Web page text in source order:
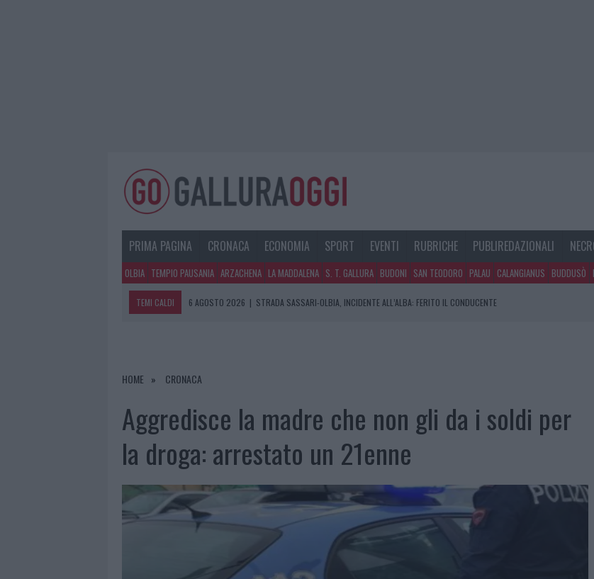
PRIMA PAGINA CRONACA ECONOMIA SPORT EVENTI RUBRICHE PUBLIREDAZIONALI
OLBIA TEMPIO PAUSANIA ARZACHENA LA MADDALENA S. T. GALLURA BUDONI SAN TEODORO PALAU CALANGIANUS BUDDUSÒ
TEMI CALDI 6 AGOSTO 2026 | EVENTI IN GALLURA, DA JOVANOTTI ALLA ZUPPA GALLURESE: GLI APPUNTAMENTI DA NON
6 AGOSTO 2026
|
6 AGOSTO 2026
| STRADA SASSARI-OLBIA, INCIDENTE ALL’ALBA: FERITO IL CONDUCENTE
HOME CRONACA
Aggredisce la madre che non gli da i soldi per
la droga: arrestato un 21enne